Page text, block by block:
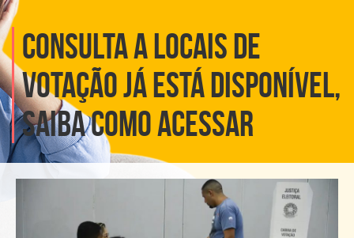
Consulta a locais de
votação já está disponível,
saiba como acessar